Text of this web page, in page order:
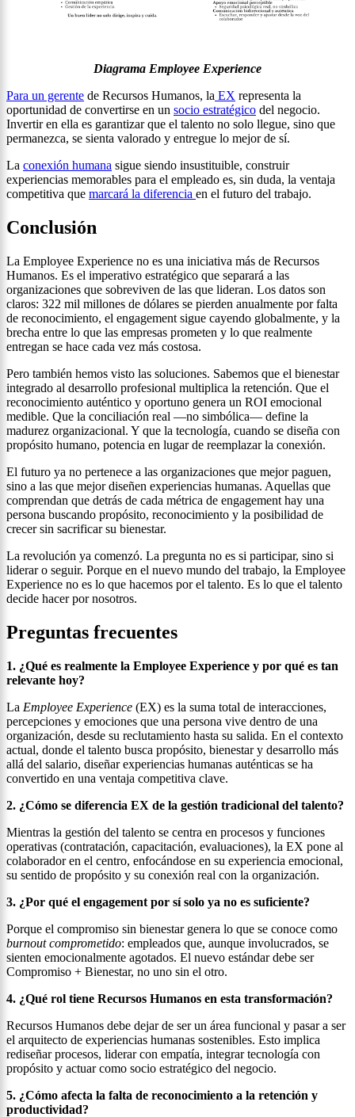
Diagrama Employee Experience
Para un gerente de Recursos Humanos, la EX representa la
oportunidad de convertirse en un socio estratégico del negocio.
Invertir en ella es garantizar que el talento no solo llegue, sino que
permanezca, se sienta valorado y entregue lo mejor de sí.
La conexión humana sigue siendo insustituible, construir
experiencias memorables para el empleado es, sin duda, la ventaja
competitiva que marcará la diferencia en el futuro del trabajo.
Conclusión
La Employee Experience no es una iniciativa más de Recursos
Humanos. Es el imperativo estratégico que separará a las
organizaciones que sobreviven de las que lideran. Los datos son
claros: 322 mil millones de dólares se pierden anualmente por falta
de reconocimiento, el engagement sigue cayendo globalmente, y la
brecha entre lo que las empresas prometen y lo que realmente
entregan se hace cada vez más costosa.
Pero también hemos visto las soluciones. Sabemos que el bienestar
integrado al desarrollo profesional multiplica la retención. Que el
reconocimiento auténtico y oportuno genera un ROI emocional
medible. Que la conciliación real —no simbólica— define la
madurez organizacional. Y que la tecnología, cuando se diseña con
propósito humano, potencia en lugar de reemplazar la conexión.
El futuro ya no pertenece a las organizaciones que mejor paguen,
sino a las que mejor diseñen experiencias humanas. Aquellas que
comprendan que detrás de cada métrica de engagement hay una
persona buscando propósito, reconocimiento y la posibilidad de
crecer sin sacrificar su bienestar.
La revolución ya comenzó. La pregunta no es si participar, sino si
liderar o seguir. Porque en el nuevo mundo del trabajo, la Employee
Experience no es lo que hacemos por el talento. Es lo que el talento
decide hacer por nosotros.
Preguntas frecuentes
1. ¿Qué es realmente la Employee Experience y por qué es tan
relevante hoy?
La Employee Experience (EX) es la suma total de interacciones,
percepciones y emociones que una persona vive dentro de una
organización, desde su reclutamiento hasta su salida. En el contexto
actual, donde el talento busca propósito, bienestar y desarrollo más
allá del salario, diseñar experiencias humanas auténticas se ha
convertido en una ventaja competitiva clave.
2. ¿Cómo se diferencia EX de la gestión tradicional del talento?
Mientras la gestión del talento se centra en procesos y funciones
operativas (contratación, capacitación, evaluaciones), la EX pone al
colaborador en el centro, enfocándose en su experiencia emocional,
su sentido de propósito y su conexión real con la organización.
3. ¿Por qué el engagement por sí solo ya no es suficiente?
Porque el compromiso sin bienestar genera lo que se conoce como
burnout comprometido: empleados que, aunque involucrados, se
sienten emocionalmente agotados. El nuevo estándar debe ser
Compromiso + Bienestar, no uno sin el otro.
4. ¿Qué rol tiene Recursos Humanos en esta transformación?
Recursos Humanos debe dejar de ser un área funcional y pasar a ser
el arquitecto de experiencias humanas sostenibles. Esto implica
rediseñar procesos, liderar con empatía, integrar tecnología con
propósito y actuar como socio estratégico del negocio.
5. ¿Cómo afecta la falta de reconocimiento a la retención y
productividad?